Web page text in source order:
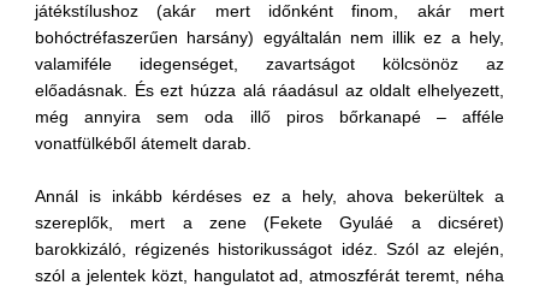
játékstílushoz (akár mert időnként finom, akár mert
bohóctréfaszerűen harsány) egyáltalán nem illik ez a hely,
valamiféle idegenséget, zavartságot kölcsönöz az
előadásnak. És ezt húzza alá ráadásul az oldalt elhelyezett,
még annyira sem oda illő piros bőrkanapé – afféle
vonatfülkéből átemelt darab.
Annál is inkább kérdéses ez a hely, ahova bekerültek a
szereplők, mert a zene (Fekete Gyuláé a dicséret)
barokkizáló, régizenés historikusságot idéz. Szól az elején,
szól a jelentek közt, hangulatot ad, atmoszférát teremt, néha